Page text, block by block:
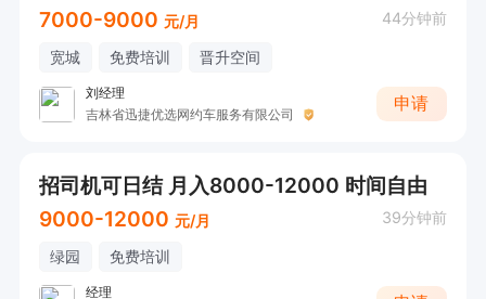
7000-9000 元/月 44分钟前
宽城 免费培训 晋升空间
刘经理
吉林省迅捷优选网约车服务有限公司
申请
招司机可日结 月入8000-12000 时间自由
9000-12000 元/月 39分钟前
绿园 免费培训
经理